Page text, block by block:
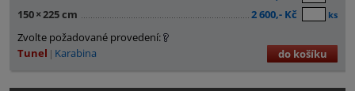
150×225 cm 2 600,- Kč ks
Zvolte požadované provedení:
Tunel
Karabina do košíku